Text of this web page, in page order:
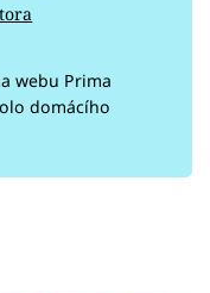
webu Prima
domácího